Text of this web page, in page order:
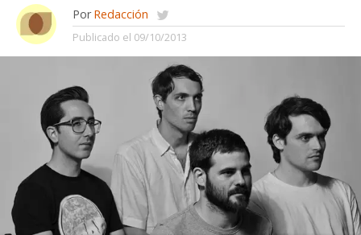
Por Redacción
Publicado el 09/10/2013